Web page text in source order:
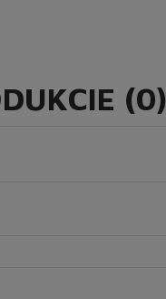
(0)